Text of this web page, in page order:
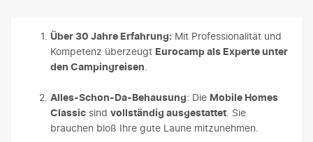
Über 30 Jahre Erfahrung: Mit Professionalität und
Kompetenz überzeugt Eurocamp als Experte unter
den Campingreisen.
Alles-Schon-Da-Behausung: Die Mobile Homes
Classic sind vollständig ausgestattet. Sie
brauchen bloß Ihre gute Laune mitzunehmen.